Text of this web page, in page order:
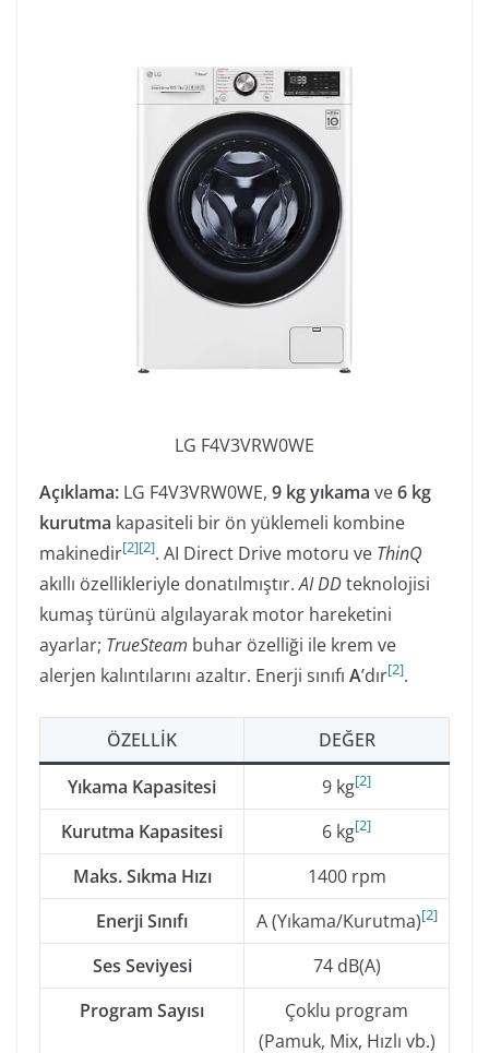
LG F4V3VRW0WE
Açıklama: LG F4V3VRW0WE, 9 kg yıkama ve6 kg
kurutma kapasiteli bir ön yüklemeli kombine
makinedir[2][2]. AI Direct Drive motoru ve ThinQ
akıllı özellikleriyle donatılmıştır.AI DDteknolojisi
kumaş türünü algılayarak motor hareketini
ayarlar; TrueSteam buhar özelliği ile krem ve
alerjen kalıntılarını azaltır. Enerji sınıfı A’dır[2].
ÖZELLIK
DEĞER
Yıkama Kapasitesi
9 kg[2]
Kurutma Kapasitesi 6 kg[2]
Maks. Sıkma Hızı
1400 rpm
Enerji Sınıfı
A (Yıkama/Kurutma)[2]
Ses Seviyesi
74 dB(A)
Program Sayısı
Çoklu program
(Pamuk, Mix, Hızlı vb.)